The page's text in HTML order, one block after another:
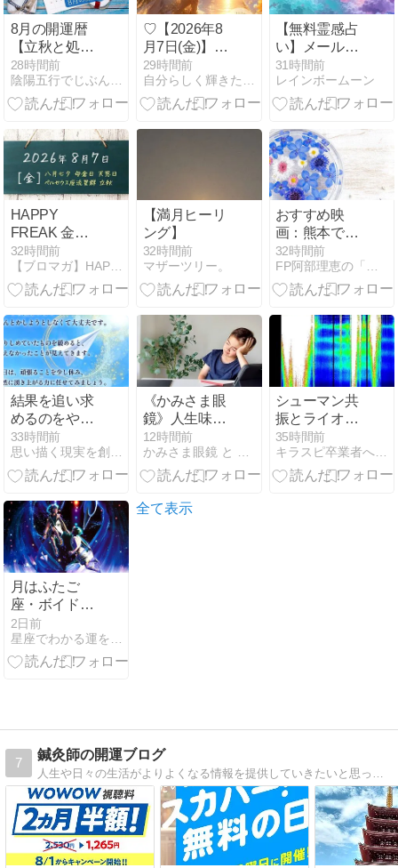
8月の開運暦
【立秋と処
暑】運気を上
げる季節の風
物詩♪
28時間前
陰陽五行でじぶんケア☆開運ホリスティック美ライフ
♡【2026年8
月7日(金)】
『✨立秋〜新
しい季節の扉
が開くとき〜
29時間前
自分らしく輝きたいあなたに天使からのおくりもの
【無料霊感占
い】メール鑑
定のご案内
31時間前
レインボームーン
HAPPY
FREAK 金曜
号 vol.2922
32時間前
【ブロマガ】HAPPY FREAK
【満月ヒーリ
ング】
32時間前
マザーツリー。
おすすめ映
画：熊本で撮
影してたんで
すね
32時間前
FP阿部理恵の「お金の知識ないと生き残れないよ」
結果を追い求
めるのをやめ
たとき、流れ
は変わる 8月7
日 社会日7
33時間前
思い描く現実を創る「ロジカル数秘術」
《かみさま眼
鏡》人生味変
してみません
か？
12時間前
かみさま眼鏡 と 幸せスイッチ
シューマン共
振とライオン
ズゲートと。
35時間前
キラスピ卒業者へ送るたまに辛口なスピリチュアルブログ
月はふたご
座・ボイドタ
イムは予算・
出費をチェッ
ク・人は年齢
とで成長する
2日前
全て表示
7
鍼灸師の開運ブログ
人生や日々の生活がよりよくなる情報を提供していきたいと思っています。お得な情報、実際に使ってよかったもの、役にたつもの、入会してよかった体験談などをご紹介していきます。